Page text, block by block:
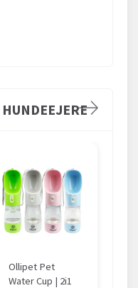
Ollipet Pet
Water Cup | 2i1